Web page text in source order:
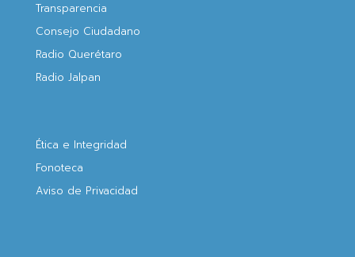
Transparencia
Consejo Ciudadano
Radio Querétaro
Radio Jalpan
Ética e Integridad
Fonoteca
Aviso de Privacidad